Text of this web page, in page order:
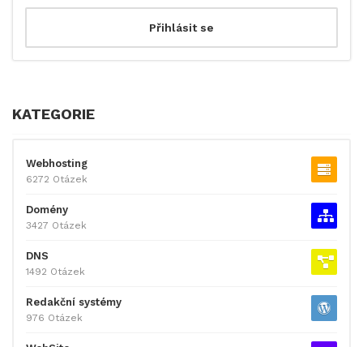
KATEGORIE
Webhosting
6272 Otázek
Domény
3427 Otázek
DNS
1492 Otázek
Redakční systémy
976 Otázek